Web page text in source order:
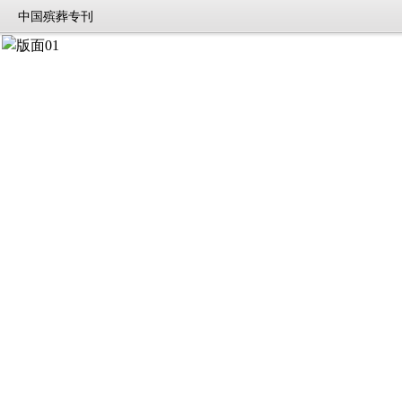
中国殡葬专刊